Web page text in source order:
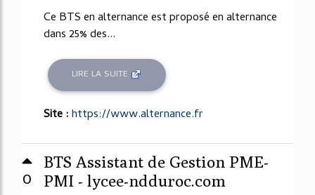
Ce BTS en alternance est proposé en alternance
dans 25% des...
LIRE LA SUITE
Site :https://www.alternance.fr
0
BTS Assistant de Gestion PME-
PMI - lycee-ndduroc.com